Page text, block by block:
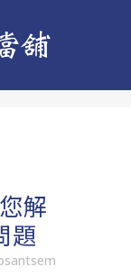
解
題